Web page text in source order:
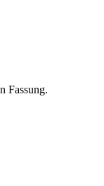
Fassung.